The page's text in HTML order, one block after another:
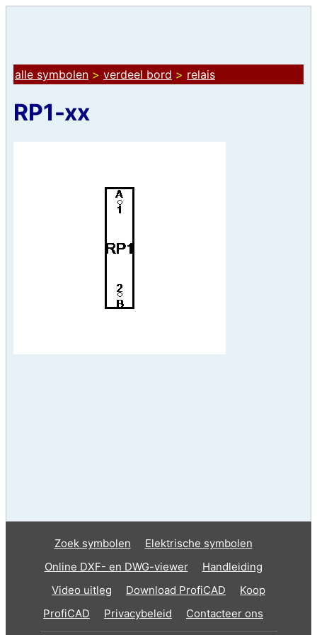
alle symbolen > verdeel bord > relais
RP1-xx
Zoek symbolen
Elektrische symbolen
Online DXF- en DWG-viewer
Handleiding
Video uitleg
Download ProfiCAD
Koop
ProfiCAD
Privacybeleid Contacteer ons